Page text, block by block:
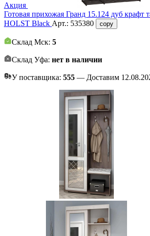
Акция
Готовая прихожая Гранд 15.124 дуб крафт
HOLST Black Арт.: 535380 copy
Склад Мск: 5
Склад Уфа: нет в наличии
У поставщика: 555 — Доставим